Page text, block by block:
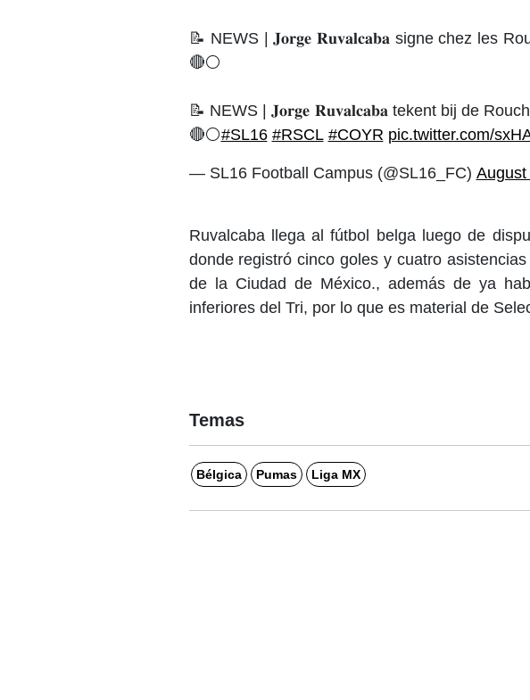
📝 NEWS | 𝐉𝐨𝐫𝐠𝐞 𝐑𝐮𝐯𝐚𝐥𝐜𝐚𝐛𝐚 signe chez les
🔴⚪
📝 NEWS | 𝐉𝐨𝐫𝐠𝐞 𝐑𝐮𝐯𝐚𝐥𝐜𝐚𝐛𝐚 tekent bij de
🔴⚪#SL16 #RSCL #COYR pic.twitter.com/
— SL16 Football Campus (@SL16_FC)
Ruvalcaba llega al fútbol belga luego de
donde registró cinco goles y cuatro
de la Ciudad de México., además de ya
inferiores del Tri, por lo que es material de
Temas
Bélgica Pumas Liga MX